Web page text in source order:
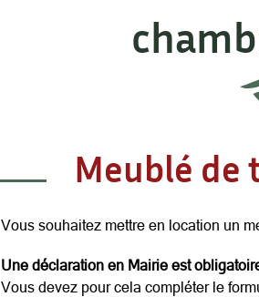
Meublé de
Vous souhaitez mettre en location un
Une déclaration en Mairie est
Vous devez pour cela compléter le